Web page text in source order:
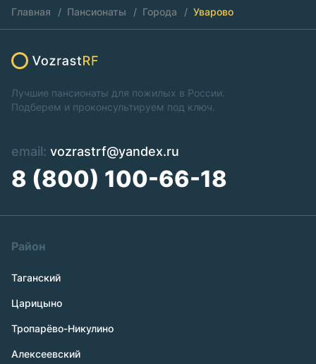
Главная Пансионаты Города Уварово
Лучшие пансионаты для пожилых в России.
Подберем и проконсультируем под ключ.
email: vozrastrf@yandex.ru
8 (800) 100-66-18
Район
Таганский
Царицыно
Тропарёво-Никулино
Алексеевский